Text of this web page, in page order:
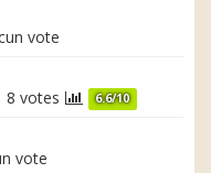
vote
8 votes 6.6/10
vote